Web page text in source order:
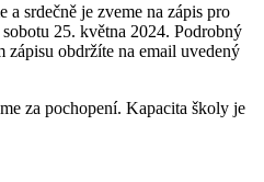
a srdečně je zveme na zápis pro
25. května 2024. Podrobný
zápisu obdržíte na email uvedený
za pochopení. Kapacita školy je